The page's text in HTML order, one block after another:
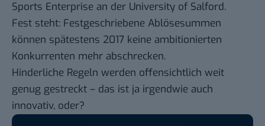
Sports Enterprise an der University of Salford.
Fest steht: Festgeschriebene Ablösesummen
können spätestens 2017 keine ambitionierten
Konkurrenten mehr abschrecken.
Hinderliche Regeln werden offensichtlich weit
genug gestreckt – das ist ja irgendwie auch
innovativ, oder?